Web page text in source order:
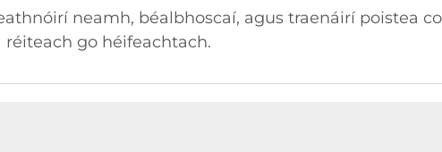
neamh, béalbhoscaí, agus traenáirí poistea
go héifeachtach.